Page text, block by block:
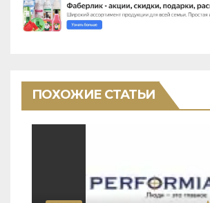
ПОХОЖИЕ СТАТЬИ